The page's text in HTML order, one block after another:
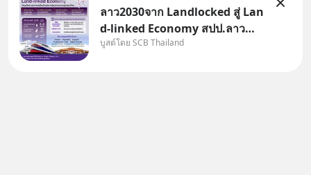
ลาว2030จาก Landlocked สู่ Lan
d-linked Economy สปป.ลาว
กำลังเปลี่ยนบทบาทจาก “ประเทศ
บูสต์โดย SCB Thailand